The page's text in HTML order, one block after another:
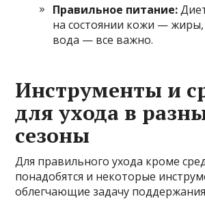
Правильное питание:
на состоянии кожи —
вода — все важно.
Инструменты и
для ухода в
сезоны
Для правильного ухода кроме
понадобятся и некоторые
облегчающие задачу